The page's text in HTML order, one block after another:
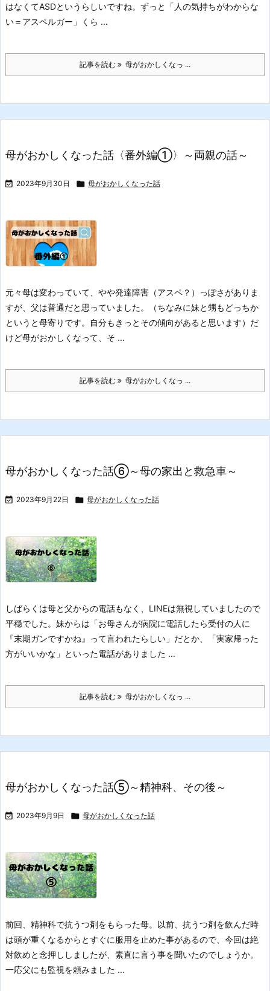
はなくてASDというらしいですね。 ずっと「人の気持ちがわからな
い＝アスペルガー」くら ...
記事を読む 母がおかしくなっ ...
母がおかしくなった話〈番外編①〉～両親の話～
 2023年9月30日  母がおかしくなった話
元々母は変わっていて、やや発達障害（アスペ？）っぽさがありま
すが、父は普通だと思っていました。
（ちなみに妹と甥もどっちか
というと母寄りです。自分もきっとその傾向があると思います） だ
けど母がおかしくなって、そ ...
記事を読む 母がおかしくなっ ...
母がおかしくなった話⑥～母の家出と救急車～
 2023年9月22日  母がおかしくなった話
しばらくは母と父からの電話もなく、LINEは無視していましたので
平穏でした。 妹からは「お母さんが病院に電話したら受付の人に
『末期ガンですかね』って言われたらしい」だとか、「実家帰った
方がいいかな」といった電話がありました ...
記事を読む 母がおかしくなっ ...
母がおかしくなった話⑤～精神科、その後～
 2023年9月9日  母がおかしくなった話
前回、精神科で抗うつ剤をもらった母。 以前、抗うつ剤を飲んだ時
は頭が重くなるからとすぐに服用を止めた事があるので、今回は絶
対飲めと念押ししましたが、素直に言う事を聞いたのでしょうか。
一応父にも監視を頼みました ...